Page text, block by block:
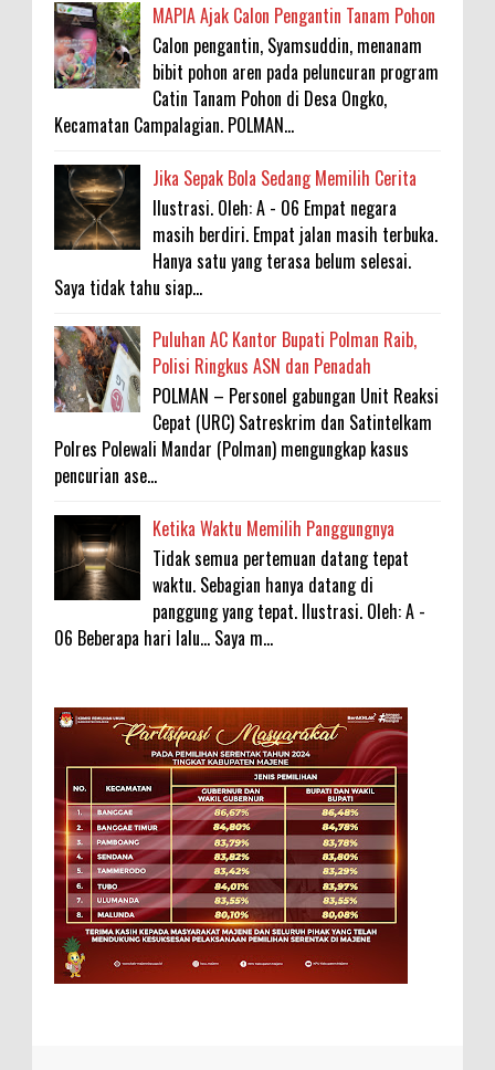
MAPIA Ajak Calon Pengantin Tanam Pohon
Calon pengantin, Syamsuddin, menanam
bibit pohon aren pada peluncuran program
Catin Tanam Pohon di Desa Ongko,
Kecamatan Campalagian. POLMAN...
Jika Sepak Bola Sedang Memilih Cerita
Ilustrasi. Oleh: A - 06 Empat negara
masih berdiri. Empat jalan masih terbuka.
Hanya satu yang terasa belum selesai.
Saya tidak tahu siap...
Puluhan AC Kantor Bupati Polman Raib,
Polisi Ringkus ASN dan Penadah
POLMAN – Personel gabungan Unit Reaksi
Cepat (URC) Satreskrim dan Satintelkam
Polres Polewali Mandar (Polman) mengungkap kasus
pencurian ase...
Ketika Waktu Memilih Panggungnya
Tidak semua pertemuan datang tepat
waktu. Sebagian hanya datang di
panggung yang tepat. Ilustrasi. Oleh: A -
06 Beberapa hari lalu... Saya m...